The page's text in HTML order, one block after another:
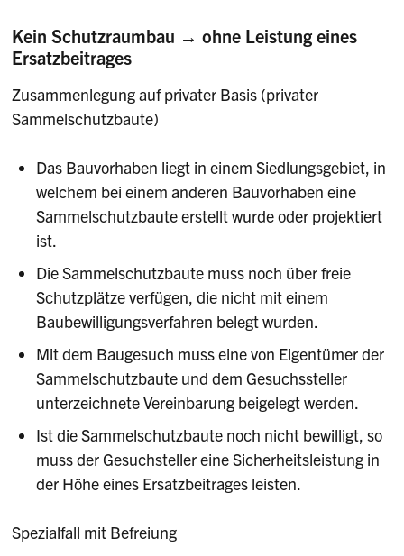
Kein Schutzraumbau → ohne Leistung eines
Ersatzbeitrages
Zusammenlegung auf privater Basis (privater
Sammelschutzbaute)
Das Bauvorhaben liegt in einem Siedlungsgebiet, in
welchem bei einem anderen Bauvorhaben eine
Sammelschutzbaute erstellt wurde oder projektiert
ist.
Die Sammelschutzbaute muss noch über freie
Schutzplätze verfügen, die nicht mit einem
Baubewilligungsverfahren belegt wurden.
Mit dem Baugesuch muss eine von Eigentümer der
Sammelschutzbaute und dem Gesuchssteller
unterzeichnete Vereinbarung beigelegt werden.
Ist die Sammelschutzbaute noch nicht bewilligt, so
muss der Gesuchsteller eine Sicherheitsleistung in
der Höhe eines Ersatzbeitrages leisten.
Spezialfall mit Befreiung